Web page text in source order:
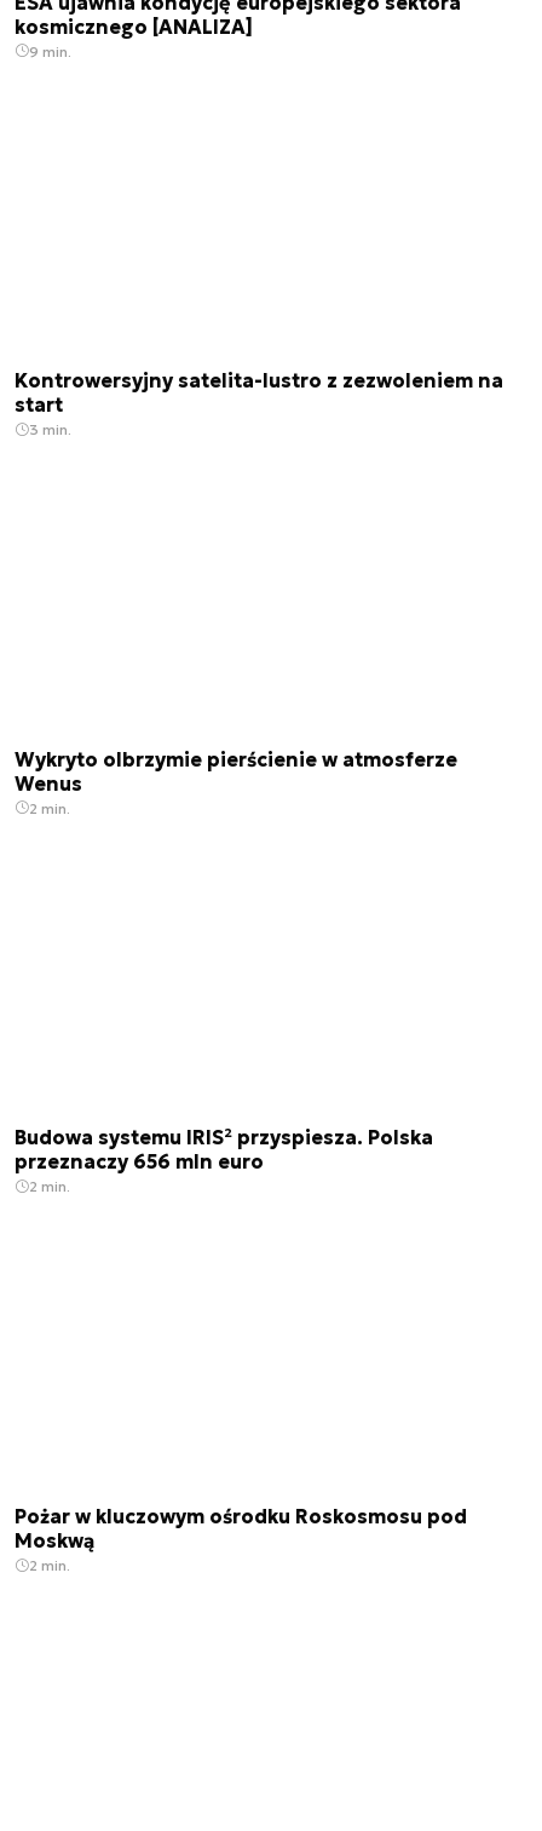
kosmicznego [ANALIZA]
9 min.
Kontrowersyjny satelita-lustro z zezwoleniem na
start
3 min.
Wykryto olbrzymie pierścienie w atmosferze
Wenus
2 min.
Budowa systemu IRIS² przyspiesza. Polska
przeznaczy 656 mln euro
2 min.
Pożar w kluczowym ośrodku Roskosmosu pod
Moskwą
2 min.